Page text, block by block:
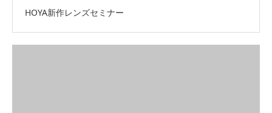
HOYA新作レンズセミナー